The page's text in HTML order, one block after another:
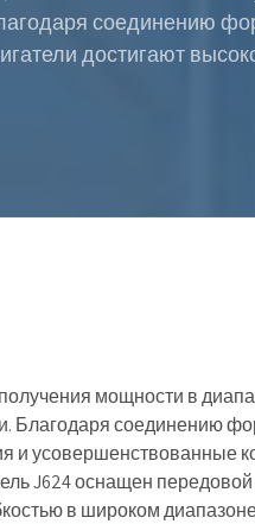
соединению
достигают
мощности в
Благодаря соединению
и усовершенствованные
J624 оснащен
в широком